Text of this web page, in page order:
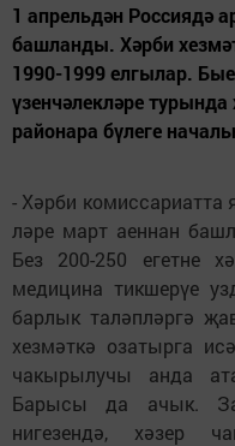
1 апрельдән Россиядә
башланды. Хәрби
1990-1999 елгылар.
үзенчәлекләре
районара бүлеге
­- Хәрби
ләре март аеннан
Без 200-250 егетне
медицина тикшерүе
барлык таләпләргә
хезмәткә озатырга
чакырылучы анда
Барысы да ачык.
нигезендә, хәзер